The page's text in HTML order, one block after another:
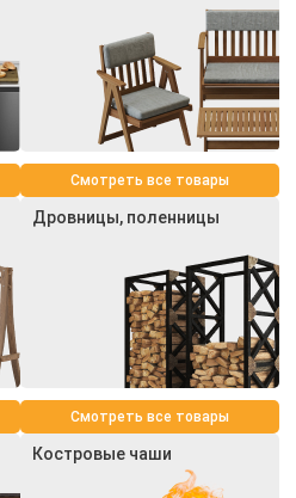
Смотреть все товары
Дровницы, поленницы
Смотреть все товары
Костровые чаши